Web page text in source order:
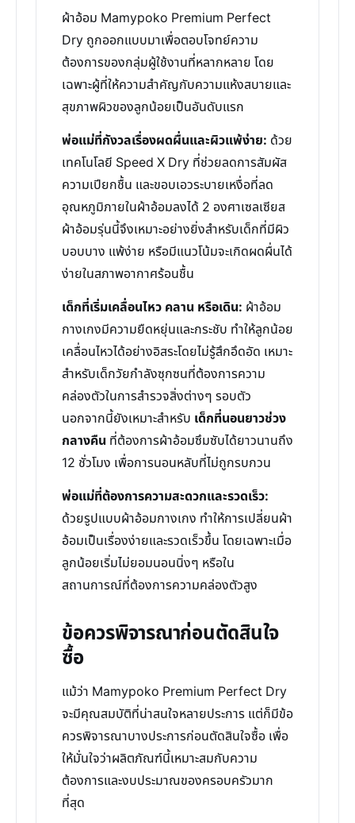
ผ้าอ้อม Mamypoko Premium Perfect
Dry ถูกออกแบบมาเพื่อตอบโจทย์ความ
ต้องการของกลุ่มผู้ใช้งานที่หลากหลาย โดย
เฉพาะผู้ที่ให้ความสำคัญกับความแห้งสบายและ
สุขภาพผิวของลูกน้อยเป็นอันดับแรก
พ่อแม่ที่กังวลเรื่องผดผื่นและผิวแพ้ง่าย: ด้วย
เทคโนโลยี Speed X Dry ที่ช่วยลดการสัมผัส
ความเปียกชื้น และขอบเอวระบายเหงื่อที่ลด
อุณหภูมิภายในผ้าอ้อมลงได้ 2 องศาเซลเซียส
ผ้าอ้อมรุ่นนี้จึงเหมาะอย่างยิ่งสำหรับเด็กที่มีผิว
บอบบาง แพ้ง่าย หรือมีแนวโน้มจะเกิดผดผื่นได้
ง่ายในสภาพอากาศร้อนชื้น
เด็กที่เริ่มเคลื่อนไหว คลาน หรือเดิน: ผ้าอ้อม
กางเกงมีความยืดหยุ่นและกระชับ ทำให้ลูกน้อย
เคลื่อนไหวได้อย่างอิสระโดยไม่รู้สึกอึดอัด เหมาะ
สำหรับเด็กวัยกำลังซุกซนที่ต้องการความ
คล่องตัวในการสำรวจสิ่งต่างๆ รอบตัว
นอกจากนี้ยังเหมาะสำหรับ เด็กที่นอนยาวช่วง
กลางคืน ที่ต้องการผ้าอ้อมซึมซับได้ยาวนานถึง
12 ชั่วโมง เพื่อการนอนหลับที่ไม่ถูกรบกวน
พ่อแม่ที่ต้องการความสะดวกและรวดเร็ว:
ด้วยรูปแบบผ้าอ้อมกางเกง ทำให้การเปลี่ยนผ้า
อ้อมเป็นเรื่องง่ายและรวดเร็วขึ้น โดยเฉพาะเมื่อ
ลูกน้อยเริ่มไม่ยอมนอนนิ่งๆ หรือใน
สถานการณ์ที่ต้องการความคล่องตัวสูง
ข้อควรพิจารณาก่อนตัดสินใจ
ซื้อ
แม้ว่า Mamypoko Premium Perfect Dry
จะมีคุณสมบัติที่น่าสนใจหลายประการ แต่ก็มีข้อ
ควรพิจารณาบางประการก่อนตัดสินใจซื้อ เพื่อ
ให้มั่นใจว่าผลิตภัณฑ์นี้เหมาะสมกับความ
ต้องการและงบประมาณของครอบครัวมาก
ที่สุด